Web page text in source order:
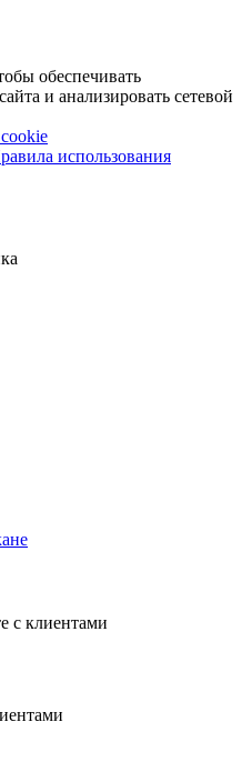
обеспечивать
и анализировать сетевой
использования
с клиентами